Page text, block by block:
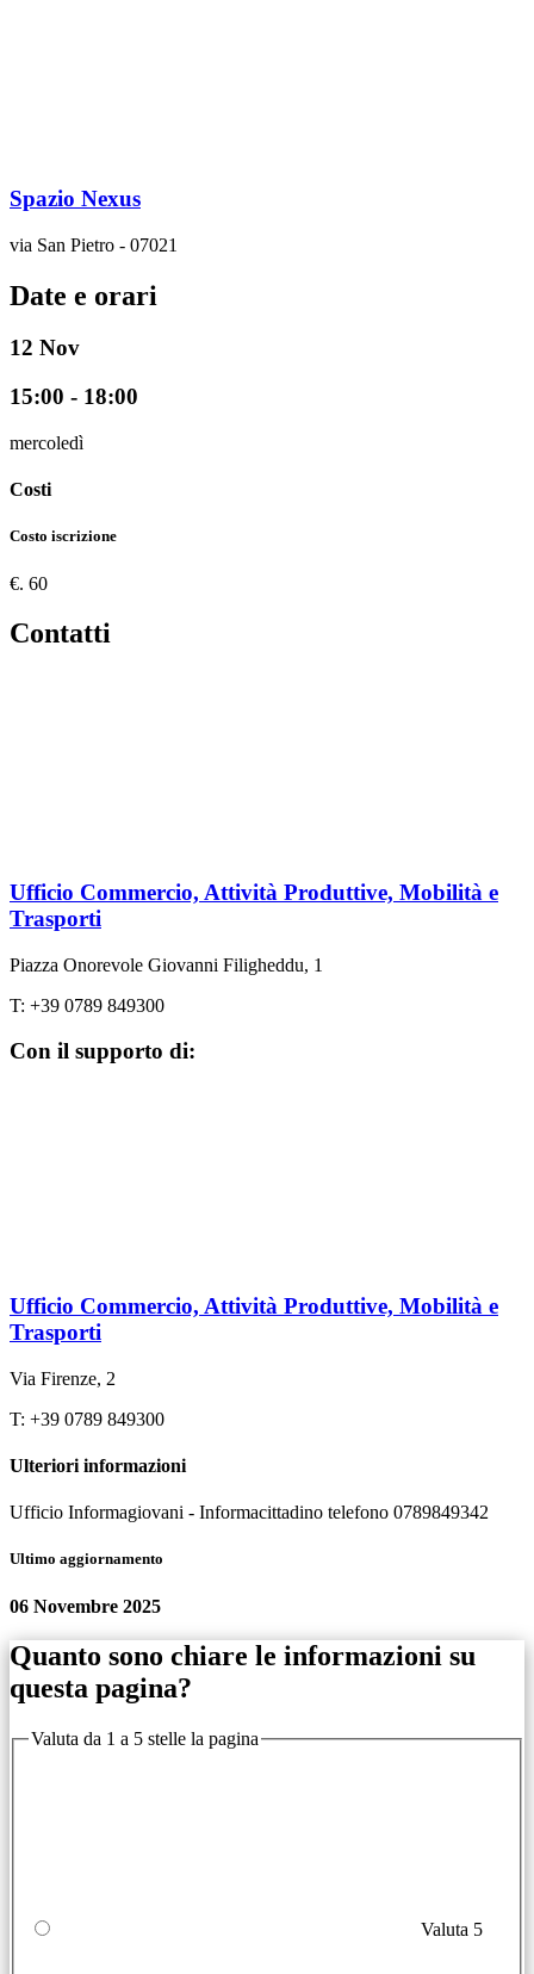
Spazio Nexus
via San Pietro - 07021
Date e orari
12 Nov
15:00 - 18:00
mercoledì
Costi
Costo iscrizione
€. 60
Contatti
Ufficio Commercio, Attività Produttive, Mobilità e
Trasporti
Piazza Onorevole Giovanni Filigheddu, 1
T: +39 0789 849300
Con il supporto di:
Ufficio Commercio, Attività Produttive, Mobilità e
Trasporti
Via Firenze, 2
T: +39 0789 849300
Ulteriori informazioni
Ufficio Informagiovani - Informacittadino telefono 0789849342
Ultimo aggiornamento
06 Novembre 2025
Quanto sono chiare le informazioni su
questa pagina?
Valuta da 1 a 5 stelle la pagina
Valuta 5